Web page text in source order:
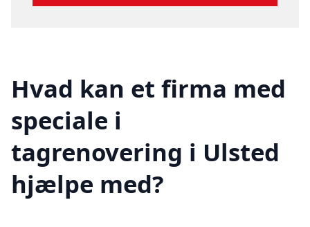
Hvad kan et firma med
speciale i
tagrenovering i Ulsted
hjælpe med?